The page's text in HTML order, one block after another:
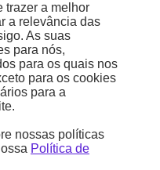
embarcar. O Jeep ®
aquecidos, banco do
função de massagem para
trazer a melhor
a relevância das
As suas
para nós,
para os quais nos
para os cookies
para a
nossas políticas
Política de